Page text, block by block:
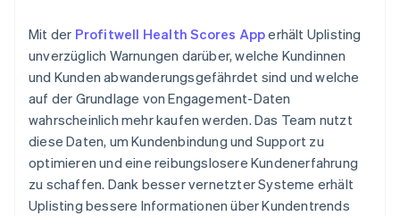
Mit der Profitwell Health Scores Apperhält Uplisting
unverzüglich Warnungen darüber, welche Kundinnen
und Kunden abwanderungsgefährdet sind und welche
auf der Grundlage von Engagement-Daten
wahrscheinlich mehr kaufen werden. Das Team nutzt
diese Daten, um Kundenbindung und Support zu
optimieren und eine reibungslosere Kundenerfahrung
zu schaffen. Dank besser vernetzter Systeme erhält
Uplisting bessere Informationen über Kundentrends